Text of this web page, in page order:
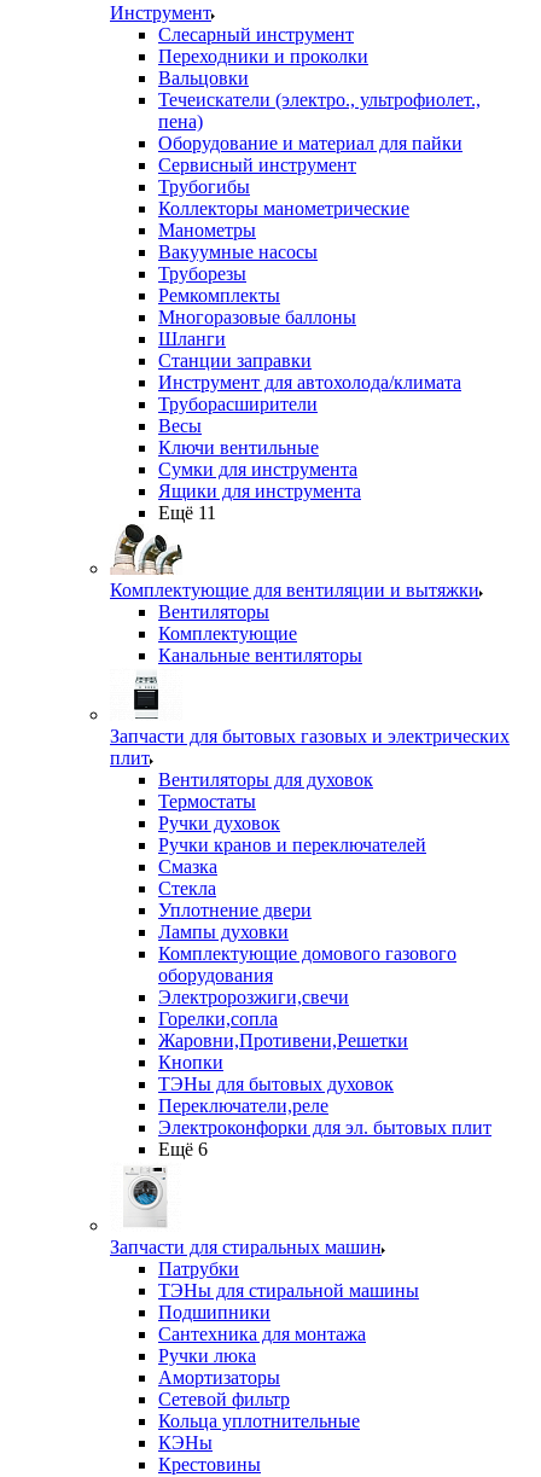
Инструмент
Слесарный инструмент
Переходники и проколки
Вальцовки
Течеискатели (электро., ультрофиолет.,
пена)
Оборудование и материал для пайки
Сервисный инструмент
Трубогибы
Коллекторы манометрические
Манометры
Вакуумные насосы
Труборезы
Ремкомплекты
Многоразовые баллоны
Шланги
Станции заправки
Инструмент для автохолода/климата
Труборасширители
Весы
Ключи вентильные
Сумки для инструмента
Ящики для инструмента
Ещё 11
Комплектующие для вентиляции и вытяжки
Вентиляторы
Комплектующие
Канальные вентиляторы
Запчасти для бытовых газовых и электрических
плит
Вентиляторы для духовок
Термостаты
Ручки духовок
Ручки кранов и переключателей
Смазка
Стекла
Уплотнение двери
Лампы духовки
Комплектующие домового газового
оборудования
Электророзжиги,свечи
Горелки,сопла
Жаровни,Противени,Решетки
Кнопки
ТЭНы для бытовых духовок
Переключатели,реле
Электроконфорки для эл. бытовых плит
Ещё 6
Запчасти для стиральных машин
Патрубки
ТЭНы для стиральной машины
Подшипники
Сантехника для монтажа
Ручки люка
Амортизаторы
Сетевой фильтр
Кольца уплотнительные
КЭНы
Крестовины